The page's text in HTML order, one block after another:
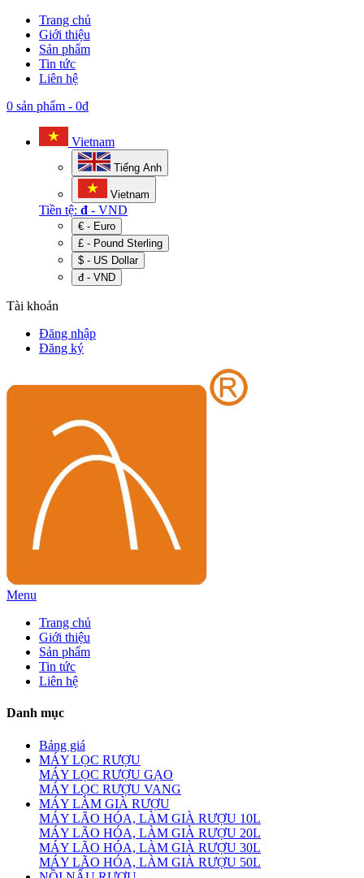
Trang chủ
Giới thiệu
Sản phẩm
Tin tức
Liên hệ
0 sản phẩm - 0đ
Vietnam
Tiếng Anh
Vietnam
Tiền tệ: đ - VND
€ - Euro
£ - Pound Sterling
$ - US Dollar
đ - VND
Tài khoản
Đăng nhập
Đăng ký
Menu
Trang chủ
Giới thiệu
Sản phẩm
Tin tức
Liên hệ
Danh mục
Bảng giá
MÁY LỌC RƯỢU
MÁY LỌC RƯỢU GẠO
MÁY LỌC RƯỢU VANG
MÁY LÀM GIÀ RƯỢU
MÁY LÃO HÓA, LÀM GIÀ RƯỢU 10L
MÁY LÃO HÓA, LÀM GIÀ RƯỢU 20L
MÁY LÃO HÓA, LÀM GIÀ RƯỢU 30L
MÁY LÃO HÓA, LÀM GIÀ RƯỢU 50L